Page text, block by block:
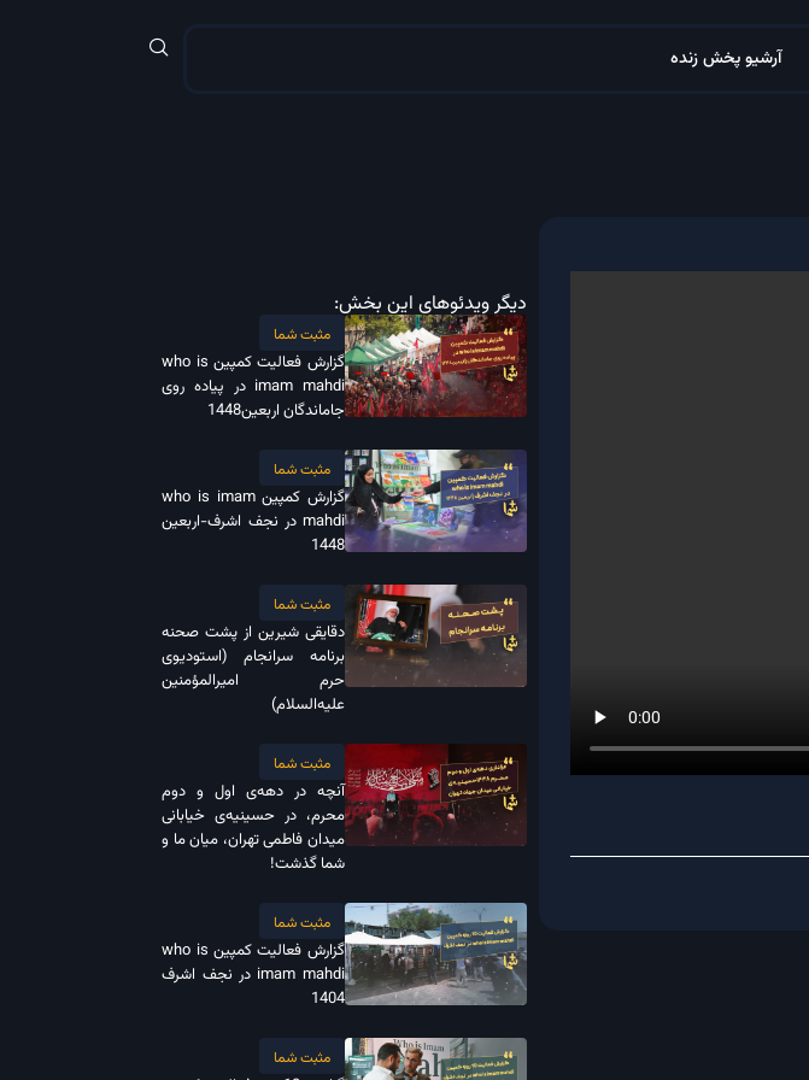
آرشیو پخش زنده
دیگر ویدئوهای این بخش:
مثبت شما
گزارش فعالیت کمپین who is
imam mahdi در پیاده روی
جاماندگان اربعین1448
مثبت شما
گزارش کمپین who is imam
mahdi در نجف اشرف-اربعین
1448
مثبت شما
دقایقی شیرین از پشت صحنه
برنامه سرانجام (استودیوی
حرم امیرالمؤمنین
علیه‌السلام)
مثبت شما
آنچه در دهه‌ی اول و دوم
محرم، در حسینیه‌ی خیابانی
میدان فاطمی تهران، میان ما و
شما گذشت!
مثبت شما
گزارش فعالیت کمپین who is
imam mahdi در نجف اشرف
1404
مثبت شما